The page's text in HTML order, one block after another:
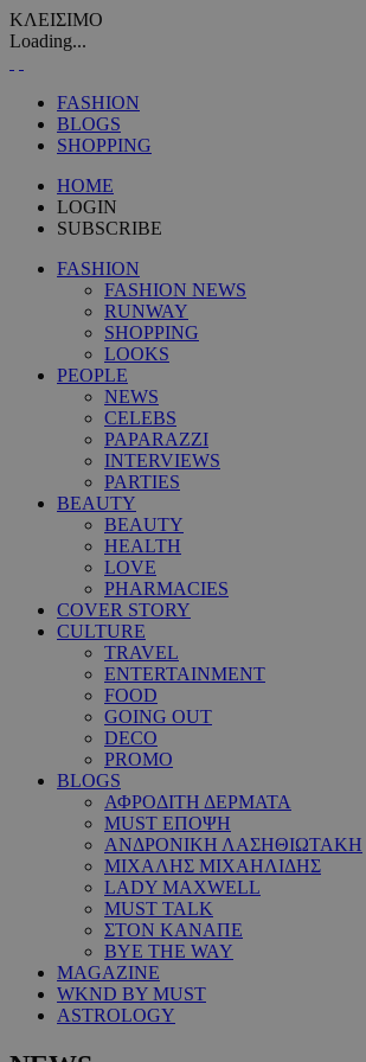
ΚΛΕΙΣΙΜΟ
Loading...
FASHION
BLOGS
SHOPPING
HOME
LOGIN
SUBSCRIBE
FASHION
FASHION NEWS
RUNWAY
SHOPPING
LOOKS
PEOPLE
NEWS
CELEBS
PAPARAZZI
INTERVIEWS
PARTIES
BEAUTY
BEAUTY
HEALTH
LOVE
PHARMACIES
COVER STORY
CULTURE
TRAVEL
ENTERTAINMENT
FOOD
GOING OUT
DECO
PROMO
BLOGS
ΑΦΡΟΔΙΤΗ ΔΕΡΜΑΤΑ
MUST ΕΠΟΨΗ
ΑΝΔΡΟΝΙΚΗ ΛΑΣΗΘΙΩΤΑΚΗ
ΜΙΧΑΛΗΣ ΜΙΧΑΗΛΙΔΗΣ
LADY MAXWELL
MUST TALK
ΣΤΟΝ ΚΑΝΑΠΕ
BYE THE WAY
MAGAZINE
WKND BY MUST
ASTROLOGY